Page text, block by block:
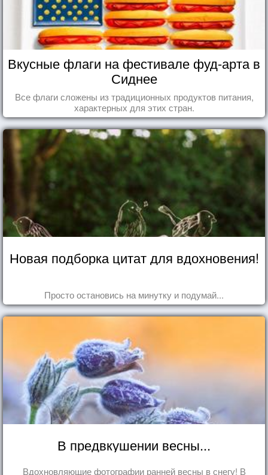
Вкусные флаги на фестивале фуд-арта в
Сиднее
Все флаги сложены из традиционных продуктов питания,
характерных для этих стран.
Новая подборка цитат для вдохновения!
Просто остановись на минутку и подумай...
В предвкушении весны...
Вдохновляющие фотографии ранней весны в снегу! В